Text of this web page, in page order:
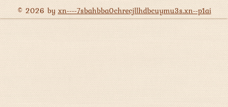
© 2026 by xn----7sbahbba0chrecjllhdbcuymu3s.xn--p1ai